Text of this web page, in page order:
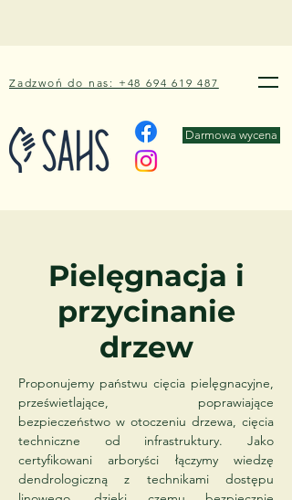
Zadzwoń do nas: +48 694 619 487
Darmowa wycena
Pielęgnacja i
przycinanie
drzew
Proponujemy państwu cięcia pielęgnacyjne,
prześwietlające, poprawiające
bezpieczeństwo w otoczeniu drzewa, cięcia
techniczne od infrastruktury. Jako
certyfikowani arboryści łączymy wiedzę
dendrologiczną z technikami dostępu